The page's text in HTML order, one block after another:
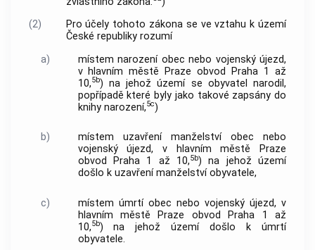
(2)
Pro účely tohoto zákona se ve vztahu k území
České republiky rozumí
a)
místem narození obec nebo vojenský újezd,
v hlavním městě Praze obvod Praha 1 až
10,5b) na jehož území se obyvatel narodil,
popřípadě které byly jako takové zapsány do
knihy narození,5c)
b)
místem uzavření manželství obec nebo
vojenský újezd, v hlavním městě Praze
obvod Praha 1 až 10,5b) na jehož území
došlo k uzavření manželství obyvatele,
c)
místem úmrtí obec nebo vojenský újezd, v
hlavním městě Praze obvod Praha 1 až
10,5b) na jehož území došlo k úmrtí
obyvatele.